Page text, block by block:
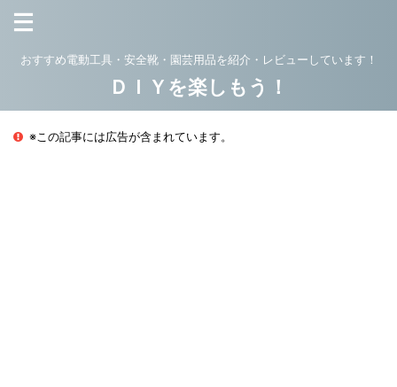
おすすめ電動工具・安全靴・園芸用品を紹介・レビューしています！
ＤＩＹを楽しもう！
※この記事には広告が含まれています。